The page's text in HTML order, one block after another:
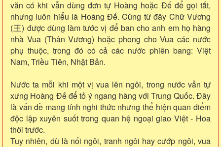
văn có khi vẫn dùng đơn tự Hoàng hoặc Đế để gọi tắt,
nhưng luôn hiểu là Hoàng Đế. Cũng từ đây Chữ Vương
(王) được dùng làm tước vị để ban cho anh em họ hàng
nhà Vua (Thân Vương) hoặc phong cho Vua các nước
phụ thuộc, trong đó có cả các nước phiên bang: Việt
Nam, Triều Tiên, Nhật Bản.
Nước ta mỗi khi một vị vua lên ngôi, trong nước vẫn tự
xưng Hoàng Đế để tỏ ý ngang hàng với Trung Quốc. Đây
là vấn đề mang tính nghi thức nhưng thể hiện quan điểm
độc lập xuyên suốt trong quan hệ ngoại giao Việt - Hoa
thời trước.
Tuy nhiên, dù là nối ngôi, tranh ngôi hay cướp ngôi, vua